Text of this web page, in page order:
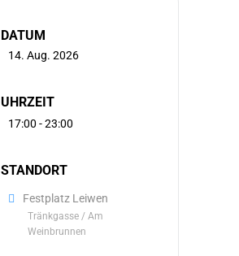
DATUM
14. Aug. 2026
UHRZEIT
17:00 - 23:00
STANDORT
Festplatz Leiwen
Tränkgasse / Am
Weinbrunnen